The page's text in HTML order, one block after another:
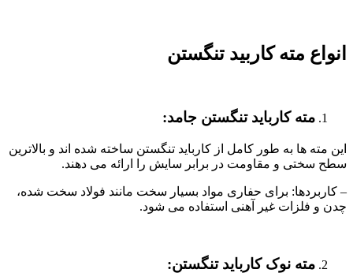
انواع مته کاربید تنگستن
مته کارباید تنگستن جامد:
این مته ها به طور کامل از کارباید تنگستن ساخته شده اند و بالاترین
سطح سختی و مقاومت در برابر سایش را ارائه می دهند.
– کاربردها: برای حفاری مواد بسیار سخت مانند فولاد سخت شده،
چدن و ​​فلزات غیر آهنی استفاده می شود.
مته نوک کارباید تنگستن: